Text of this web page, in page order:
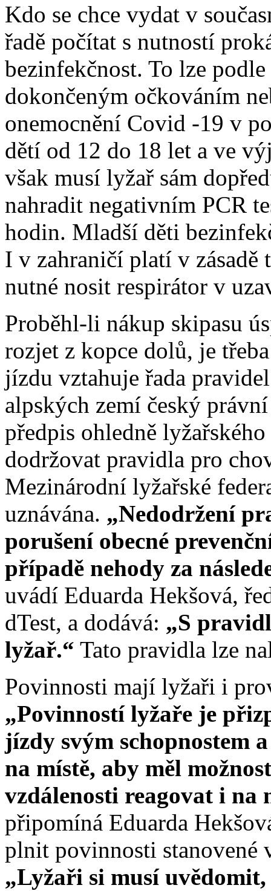
Kdo se chce vydat v
řadě počítat s nutností
bezinfekčnost. To lze
dokončeným očkováním
onemocnění Covid -19 v
dětí od 12 do 18 let a ve
však musí lyžař sám
nahradit negativním PCR
hodin. Mladší děti
I v zahraničí platí v zásadě
nutné nosit respirátor v
Proběhl-li nákup skipasu
rozjet z kopce dolů, je
jízdu vztahuje řada
alpských zemí český
předpis ohledně
dodržovat pravidla pro
Mezinárodní lyžařské
uznávána. „Nedodržení
porušení obecné
případě nehody za
uvádí Eduarda Hekšová,
dTest, a dodává: „S
lyžař.“ Tato pravidla lze
Povinnosti mají lyžaři i
„Povinností lyžaře je
jízdy svým schopnostem
na místě, aby měl
vzdálenosti reagovat i na
připomíná Eduarda
plnit povinnosti stanovené
„Lyžaři si musí